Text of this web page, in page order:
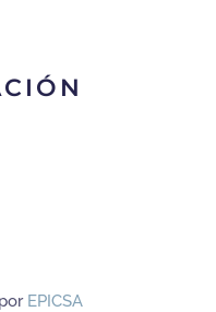
EPICSA